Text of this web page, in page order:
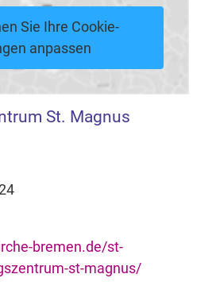
Sie Ihre Cookie-
anpassen
St. Magnus
bremen.de/st-
st-magnus/